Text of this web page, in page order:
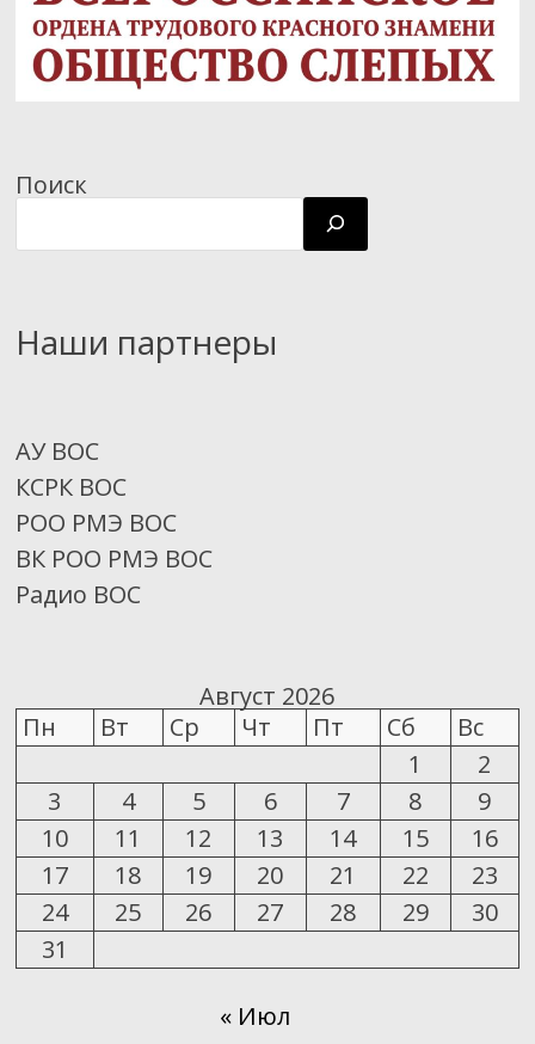
Поиск
Наши партнеры
АУ ВОС
КСРК ВОС
РОО РМЭ ВОС
ВК РОО РМЭ ВОС
Радио ВОС
Август 2026
Пн
Вт Ср Чт Пт Сб
Вс
1
2
3
4 5 6 7 8
9
10
11 12 13 14 15
16
17
18 19 20 21 22
23
24
25 26 27 28 29
30
31
« Июл